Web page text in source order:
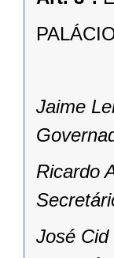
Jaime
Ricardo
José Cid